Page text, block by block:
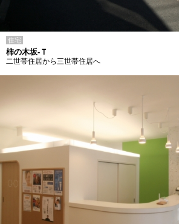
住宅
柿の木坂-Ｔ
二世帯住居から三世帯住居へ